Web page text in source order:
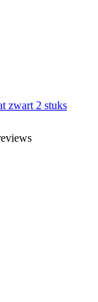
zwart 2 stuks